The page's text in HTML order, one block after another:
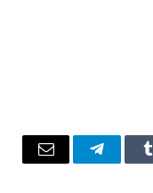
Tumblr تيلقرام البريد